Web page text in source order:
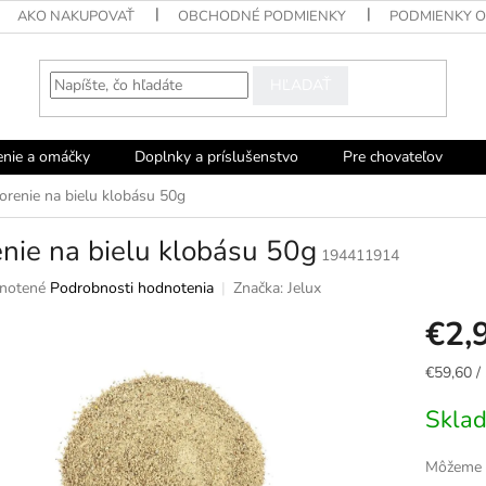
AKO NAKUPOVAŤ OBCHODNÉ PODMIENKY PODMIENKY
a omáčky Doplnky a príslušenstvo Pre chovateľov
na bielu klobásu 50g
na bielu klobásu 50g 194411914
Podrobnosti hodnotenia Značka: Jelux
€59,60 /